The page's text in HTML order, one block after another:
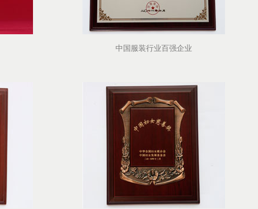
中国服装行业百强企业